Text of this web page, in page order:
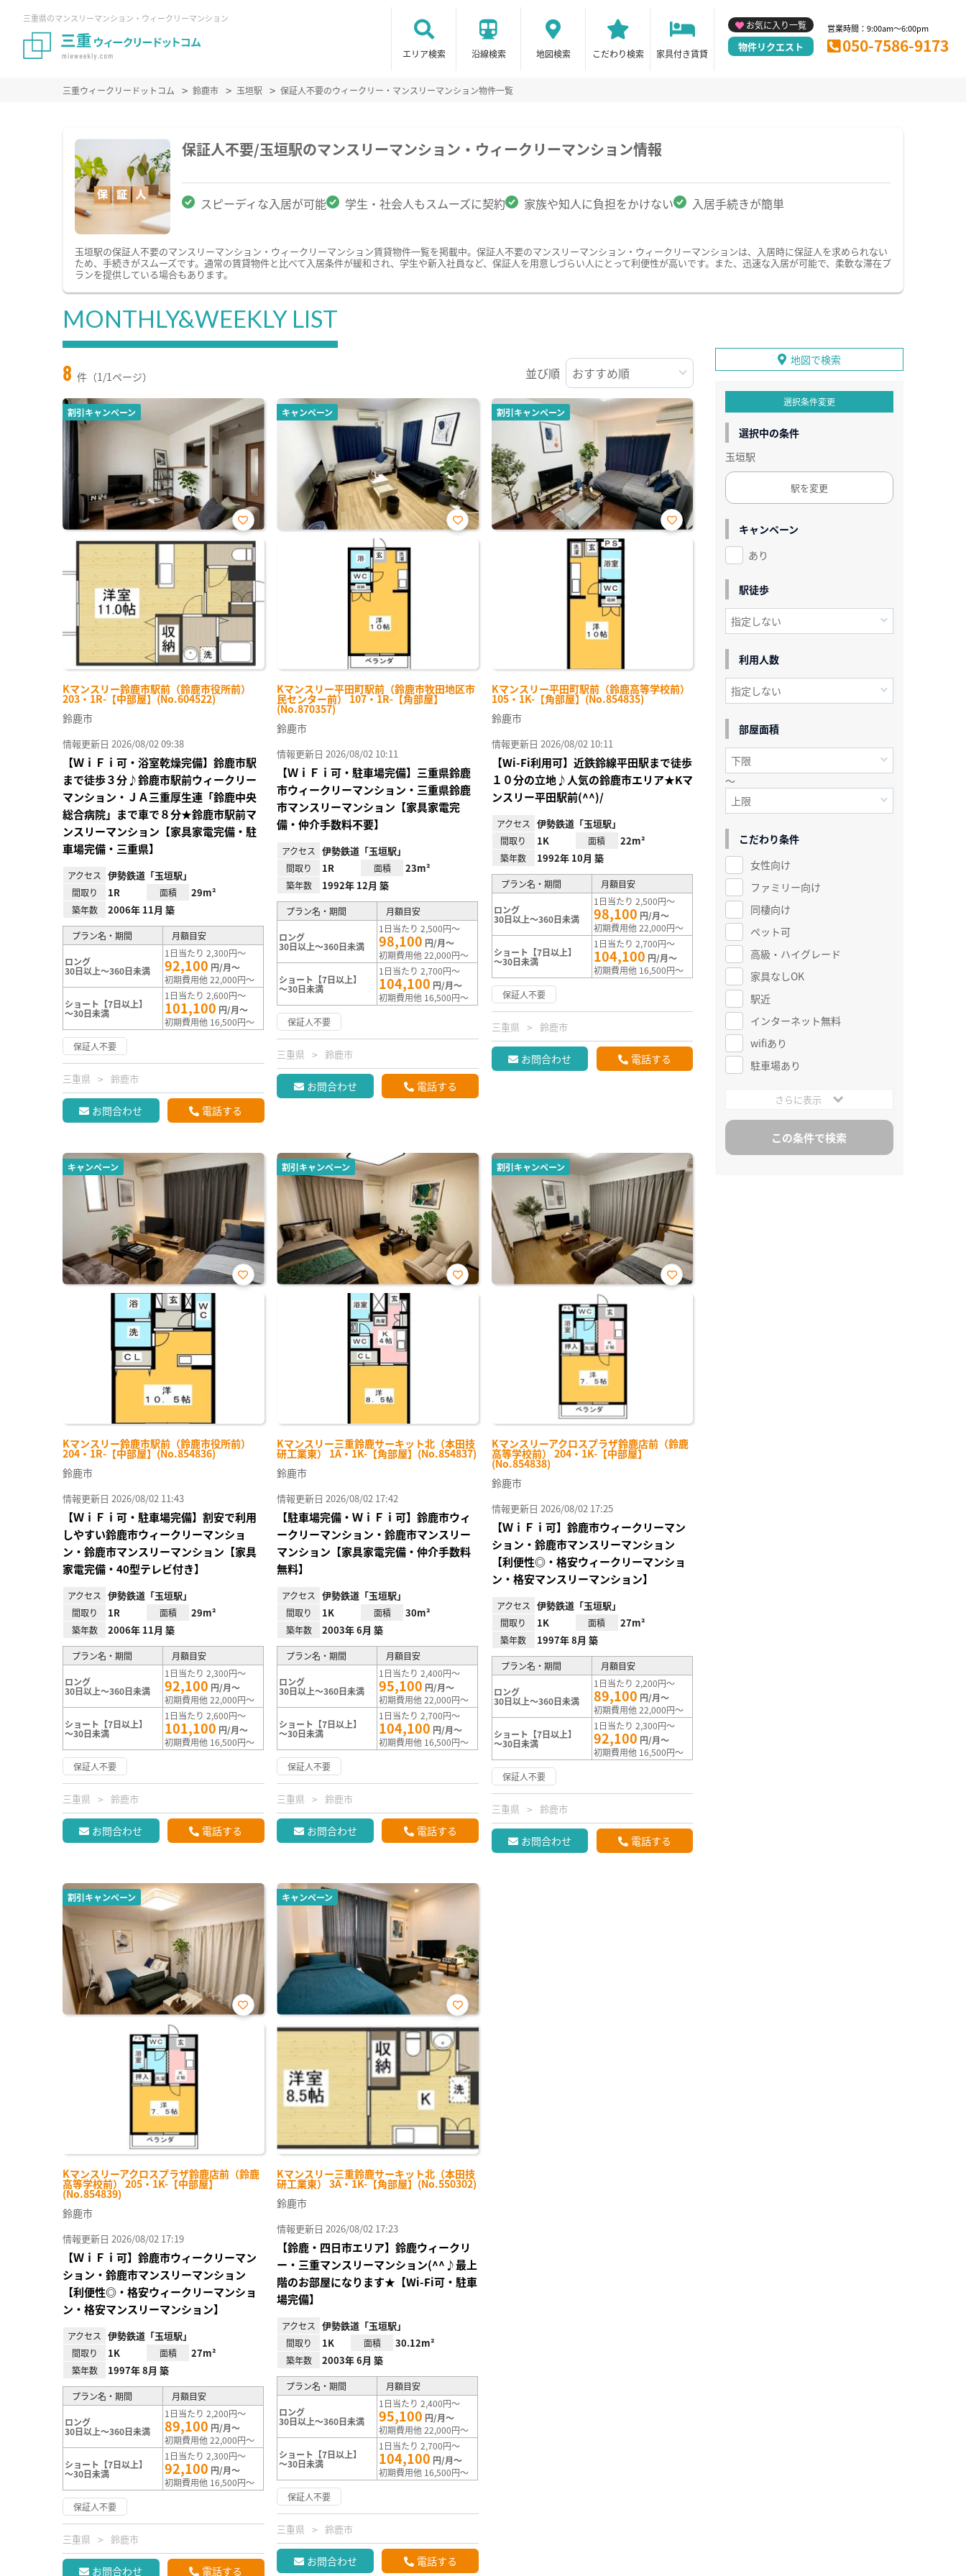
三重県のマンスリーマンション・ウィークリーマンション
エリア検索 沿線検索 地図検索 こだわり検索 家具付き賃貸
お気に入り一覧
物件リクエスト
営業時間：9:00am～6:00pm
050-7586-9173
三重ウィークリードットコム 鈴鹿市 玉垣駅 保証人不要のウィークリー・マンスリーマンション物件一覧
保証人不要/玉垣駅のマンスリーマンション・ウィークリーマンション情報
スピーディな入居が可能 学生・社会人もスムーズに契約 家族や知人に負担をかけない 入居手続きが簡単
玉垣駅の保証人不要のマンスリーマンション・ウィークリーマンション賃貸物件一覧を掲載中。保証人不要のマンスリーマンション・ウィークリーマンションは、入居時に保証人を求められない
ため、手続きがスムーズです。通常の賃貸物件と比べて入居条件が緩和され、学生や新入社員など、保証人を用意しづらい人にとって利便性が高いです。また、迅速な入居が可能で、柔軟な滞在プ
ランを提供している場合もあります。
MONTHLY&WEEKLY LIST
8 件（1/1ページ） 並び順
割引キャンペーン
Kマンスリー鈴鹿市駅前（鈴鹿市役所前）
203・1R-【中部屋】(No.604522)
お気
に入
り登
録
鈴鹿市
情報更新日 2026/08/02 09:38
【ＷｉＦｉ可・浴室乾燥完備】鈴鹿市駅
まで徒歩３分♪鈴鹿市駅前ウィークリー
マンション・ＪＡ三重厚生連「鈴鹿中央
総合病院」まで車で８分★鈴鹿市駅前マ
ンスリーマンション【家具家電完備・駐
車場完備・三重県】
アクセス 伊勢鉄道「玉垣駅」
間取り 1R 面積 29m²
築年数 2006年 11月 築
プラン名・期間 月額目安
ロング
30日以上～360日未満
1日当たり 2,300円～
92,100 円/月～
初期費用他 22,000円～
ショート【7日以上】
～30日未満
1日当たり 2,600円～
101,100 円/月～
初期費用他 16,500円～
保証人不要
三重県 鈴鹿市
お問合わせ 電話する
キャンペーン
Kマンスリー平田町駅前（鈴鹿市牧田地区市
民センター前） 107・1R-【角部屋】
(No.870357)
お気
鈴鹿市
情報更新日 2026/08/02 10:11
【ＷｉＦｉ可・駐車場完備】三重県鈴鹿
市ウィークリーマンション・三重県鈴鹿
市マンスリーマンション【家具家電完
備・仲介手数料不要】
アクセス 伊勢鉄道「玉垣駅」
間取り 1R 面積 23m²
築年数 1992年 12月 築
プラン名・期間 月額目安
ロング
30日以上～360日未満
1日当たり 2,500円～
98,100 円/月～
初期費用他 22,000円～
ショート【7日以上】
～30日未満
1日当たり 2,700円～
104,100 円/月～
初期費用他 16,500円～
保証人不要
三重県 鈴鹿市
お問合わせ 電話する
割引キャンペーン
Kマンスリー平田町駅前（鈴鹿高等学校前）
105・1K-【角部屋】(No.854835)
お気
鈴鹿市
情報更新日 2026/08/02 10:11
【Wi-Fi利用可】近鉄鈴線平田駅まで徒歩
１０分の立地♪人気の鈴鹿市エリア★Kマ
ンスリー平田駅前(^^)/
アクセス 伊勢鉄道「玉垣駅」
間取り 1K 面積 22m²
築年数 1992年 10月 築
プラン名・期間 月額目安
ロング
30日以上～360日未満
1日当たり 2,500円～
98,100 円/月～
初期費用他 22,000円～
ショート【7日以上】
～30日未満
1日当たり 2,700円～
104,100 円/月～
初期費用他 16,500円～
保証人不要
三重県 鈴鹿市
お問合わせ 電話する
キャンペーン
Kマンスリー鈴鹿市駅前（鈴鹿市役所前）
204・1R-【中部屋】(No.854836)
お気
鈴鹿市
情報更新日 2026/08/02 11:43
【ＷｉＦｉ可・駐車場完備】割安で利用
しやすい鈴鹿市ウィークリーマンショ
ン・鈴鹿市マンスリーマンション【家具
家電完備・40型テレビ付き】
アクセス 伊勢鉄道「玉垣駅」
間取り 1R 面積 29m²
築年数 2006年 11月 築
プラン名・期間 月額目安
ロング
30日以上～360日未満
1日当たり 2,300円～
92,100 円/月～
初期費用他 22,000円～
ショート【7日以上】
～30日未満
1日当たり 2,600円～
101,100 円/月～
初期費用他 16,500円～
保証人不要
三重県 鈴鹿市
お問合わせ 電話する
割引キャンペーン
Kマンスリー三重鈴鹿サーキット北（本田技
研工業東） 1A・1K-【角部屋】(No.854837)
お気
鈴鹿市
情報更新日 2026/08/02 17:42
【駐車場完備・ＷｉＦｉ可】鈴鹿市ウィ
ークリーマンション・鈴鹿市マンスリー
マンション【家具家電完備・仲介手数料
無料】
アクセス 伊勢鉄道「玉垣駅」
間取り 1K 面積 30m²
築年数 2003年 6月 築
プラン名・期間 月額目安
ロング
30日以上～360日未満
1日当たり 2,400円～
95,100 円/月～
初期費用他 22,000円～
ショート【7日以上】
～30日未満
1日当たり 2,700円～
104,100 円/月～
初期費用他 16,500円～
保証人不要
三重県 鈴鹿市
お問合わせ 電話する
割引キャンペーン
Kマンスリーアクロスプラザ鈴鹿店前（鈴鹿
高等学校前） 204・1K-【中部屋】
(No.854838)
お気
鈴鹿市
情報更新日 2026/08/02 17:25
【ＷｉＦｉ可】鈴鹿市ウィークリーマン
ション・鈴鹿市マンスリーマンション
【利便性◎・格安ウィークリーマンショ
ン・格安マンスリーマンション】
アクセス 伊勢鉄道「玉垣駅」
間取り 1K 面積 27m²
築年数 1997年 8月 築
プラン名・期間 月額目安
ロング
30日以上～360日未満
1日当たり 2,200円～
89,100 円/月～
初期費用他 22,000円～
ショート【7日以上】
～30日未満
1日当たり 2,300円～
92,100 円/月～
初期費用他 16,500円～
保証人不要
三重県 鈴鹿市
お問合わせ 電話する
割引キャンペーン
Kマンスリーアクロスプラザ鈴鹿店前（鈴鹿
高等学校前） 205・1K-【中部屋】
(No.854839)
お気
鈴鹿市
情報更新日 2026/08/02 17:19
【ＷｉＦｉ可】鈴鹿市ウィークリーマン
ション・鈴鹿市マンスリーマンション
【利便性◎・格安ウィークリーマンショ
ン・格安マンスリーマンション】
アクセス 伊勢鉄道「玉垣駅」
間取り 1K 面積 27m²
築年数 1997年 8月 築
プラン名・期間 月額目安
ロング
30日以上～360日未満
1日当たり 2,200円～
89,100 円/月～
初期費用他 22,000円～
ショート【7日以上】
～30日未満
1日当たり 2,300円～
92,100 円/月～
初期費用他 16,500円～
保証人不要
三重県 鈴鹿市
お問合わせ 電話する
キャンペーン
Kマンスリー三重鈴鹿サーキット北（本田技
研工業東） 3A・1K-【角部屋】(No.550302)
お気
に入
り登
録
鈴鹿市
情報更新日 2026/08/02 17:23
【鈴鹿・四日市エリア】鈴鹿ウィークリ
ー・三重マンスリーマンション(^^♪最上
階のお部屋になります★【Wi-Fi可・駐車
場完備】
アクセス 伊勢鉄道「玉垣駅」
間取り 1K 面積 30.12m²
築年数 2003年 6月 築
プラン名・期間 月額目安
ロング
30日以上～360日未満
1日当たり 2,400円～
95,100 円/月～
初期費用他 22,000円～
ショート【7日以上】
～30日未満
1日当たり 2,700円～
104,100 円/月～
初期費用他 16,500円～
保証人不要
三重県 鈴鹿市
お問合わせ 電話する
地図で検索
選択条件変更
選択中の条件
玉垣駅
駅を変更
キャンペーン
あり
駅徒歩
利用人数
部屋面積
～
こだわり条件
女性向け
ファミリー向け
同棲向け
ペット可
高級・ハイグレード
家具なしOK
駅近
インターネット無料
wifiあり
駐車場あり
さらに表示